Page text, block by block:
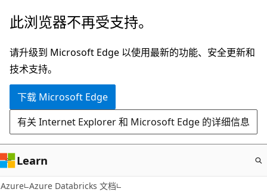
跳
主
要
内
此浏览器不再受支持。
请升级到 Microsoft Edge 以使用最新的功能、安全更新和
技术支持。
下载 Microsoft Edge
有关 Internet Explorer 和 Microsoft Edge 的详细信息
Learn
Azure Azure Databricks 文档